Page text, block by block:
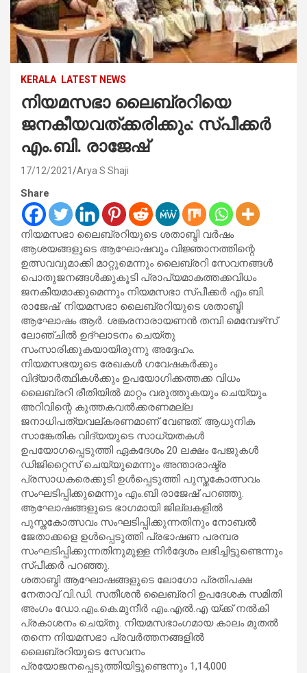
KERALA LATEST NEWS
നിയമസഭാ ലൈബ്രറിയെ
ജനകീയവത്ക്കരിക്കും: സ്പീക്കർ
എം.ബി. രാജേഷ്
17/12/2021 Arya S Shaji
Share
നിയമസഭാ ലൈബ്രറിയുടെ ശതാബ്ദി വർഷം
ആശയങ്ങളുടെ ആഘോഷവും വിജ്ഞാനത്തിന്റെ
ഉത്സവവുമാക്കി മാറ്റുമെന്നും ലൈബ്രറി സേവനങ്ങൾ
പൊതുജനങ്ങൾക്കുകൂടി പ്രാപ്യമാകത്തക്കവിധം
ജനകീയമാക്കുമെന്നും നിയമസഭാ സ്പീക്കർ എം.ബി.
രാജേഷ്. നിയമസഭാ ലൈബ്രറിയുടെ ശതാബ്ദി
ആഘോഷം ആർ. ശങ്കരനാരായണൻ തമ്പി മെമ്പേഴ്‌സ്
ലോഞ്ചിൽ ഉദ്ഘാടനം ചെയ്തു
സംസാരിക്കുകയായിരുന്നു അദ്ദേഹം.
നിയമസഭയുടെ രേഖകൾ ഗവേഷകർക്കും
വിദ്യാർത്ഥികൾക്കും ഉപയോഗിക്കത്തക്ക വിധം
ലൈബ്രറി രീതിയിൽ മാറ്റം വരുത്തുകയും ചെയ്യും.
അറിവിന്റെ കുത്തകവൽക്കരണമല്ല
ജനാധിപത്യവല്കരണമാണ് വേണ്ടത്. ആധുനിക
സാങ്കേതിക വിദ്യയുടെ സാധ്യതകൾ
ഉപയോഗപ്പെടുത്തി ഏകദേശം 20 ലക്ഷം പേജുകൾ
ഡിജിറ്റൈസ് ചെയ്യുമെന്നും അന്താരാഷ്ട്ര
പ്രസാധകരെക്കൂടി ഉൾപ്പെടുത്തി പുസ്തകോത്സവം
സംഘടിപ്പിക്കുമെന്നും എം.ബി രാജേഷ് പറഞ്ഞു.
ആഘോഷങ്ങളുടെ ഭാഗമായി ജില്ലകളിൽ
പുസ്തകോത്സവം സംഘടിപ്പിക്കുന്നതിനും നോബൽ
ജേതാക്കളെ ഉൾപ്പെടുത്തി പ്രഭാഷണ പരമ്പര
സംഘടിപ്പിക്കുന്നതിനുമുള്ള നിർദ്ദേശം ലഭിച്ചിട്ടുണ്ടെന്നും
സ്പീക്കർ പറഞ്ഞു.
ശതാബ്ദി ആഘോഷങ്ങളുടെ ലോഗോ പ്രതിപക്ഷ
നേതാവ് വി.ഡി. സതീശൻ ലൈബ്രറി ഉപദേശക സമിതി
അംഗം ഡോ.എം.കെ.മുനീർ എം.എൽ.എ യ്ക്ക് നൽകി
പ്രകാശനം ചെയ്തു. നിയമസഭാംഗമായ കാലം മുതൽ
തന്നെ നിയമസഭാ പ്രവർത്തനങ്ങളിൽ
ലൈബ്രറിയുടെ സേവനം
പ്രയോജനപ്പെടുത്തിയിട്ടുണ്ടെന്നും 1,14,000